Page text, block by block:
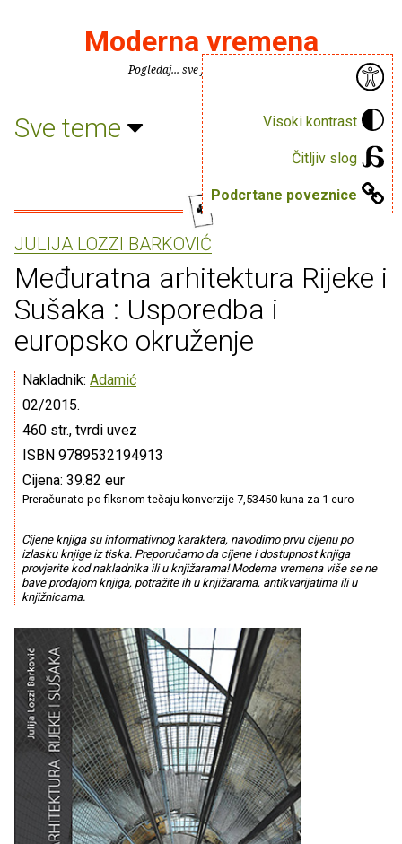
Visoki kontrast
Čitljiv slog
Podcrtane poveznice
Moderna vremena
Pogledaj... sve je puno knjiga.
Sve teme
JULIJA LOZZI BARKOVIĆ
Međuratna arhitektura Rijeke i
Sušaka : Usporedba i
europsko okruženje
Nakladnik: Adamić
02/2015.
460 str., tvrdi uvez
ISBN 9789532194913
Cijena: 39.82 eur
Preračunato po fiksnom tečaju konverzije 7,53450 kuna za 1 euro
Cijene knjiga su informativnog karaktera, navodimo prvu cijenu po
izlasku knjige iz tiska. Preporučamo da cijene i dostupnost knjiga
provjerite kod nakladnika ili u knjižarama! Moderna vremena više se ne
bave prodajom knjiga, potražite ih u knjižarama, antikvarijatima ili u
knjižnicama.